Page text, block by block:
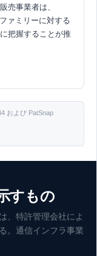
売事業者は、
ァミリーに対する
把握することが推
および PatSnap
すもの
、特許管理会社によ
。通信インフラ事業